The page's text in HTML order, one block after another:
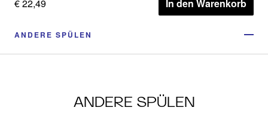
€ 22,49 In den Warenkorb
ANDERE SPÜLEN
ANDERE SPÜLEN